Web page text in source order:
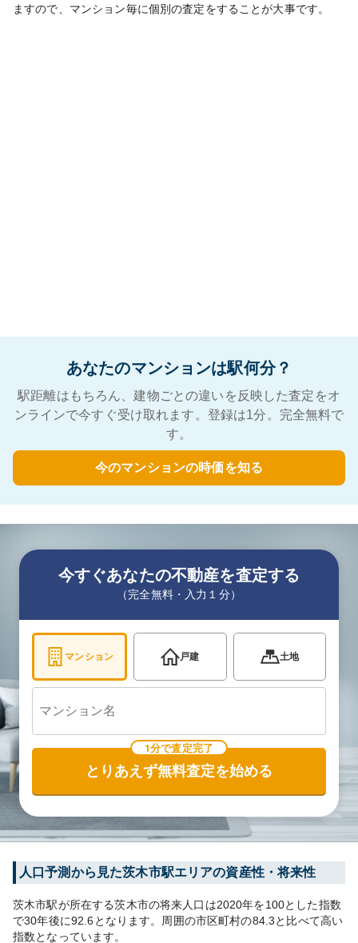
ますので、マンション毎に個別の査定をすることが大事です。
あなたのマンションは駅何分？
駅距離はもちろん、建物ごとの違いを反映した査定をオ
ンラインで今すぐ受け取れます。登録は1分。完全無料で
す。
今のマンションの時価を知る
今すぐあなたの不動産を査定する
（完全無料・入力１分）
マンション 戸建 土地
1分で査定完了
とりあえず無料査定を始める
人口予測から見た茨木市駅エリアの資産性・将来性
茨木市駅が所在する茨木市の将来人口は2020年を100とした指数
で30年後に92.6 となります。 周囲の市区町村の84.3と比べて高い
指数となっています。